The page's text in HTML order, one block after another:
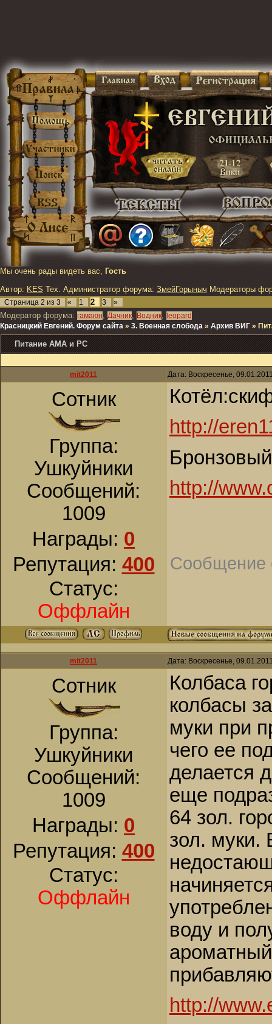
Мы очень рады видеть вас, Гость
Автор: KES Тех. Администратор форума: ЗмейГорыныч Модераторы
Страница 2 из 3 « 1 2 3 »
Модератор форума: гамаюн, Дачник, Водник, leopard
Красницкий Евгений. Форум сайта » 3. Военная слобода » Архив ВИГ »
Питание АМА и РС
mit2011 Дата: Воскресенье,
Сотник
Группа:
Ушкуйники
Сообщений:
1009
Награды: 0
Репутация: 400
Статус:
Оффлайн
http://
http://
Сообщение
mit2011 Дата: Воскресенье,
Сотник
Группа:
Ушкуйники
Сообщений:
1009
Награды: 0
Репутация: 400
Статус:
Оффлайн
Колбаса
колбасы
муки при
чего ее
делается
еще
64 зол.
зол. муки.
воду и
http://